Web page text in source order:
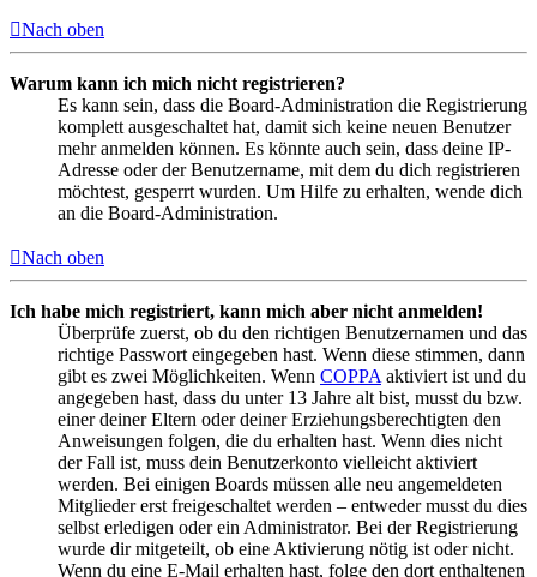
Nach oben
Warum kann ich mich nicht registrieren?
Es kann sein, dass die Board-Administration die Registrierung
komplett ausgeschaltet hat, damit sich keine neuen Benutzer
mehr anmelden können. Es könnte auch sein, dass deine IP-
Adresse oder der Benutzername, mit dem du dich registrieren
möchtest, gesperrt wurden. Um Hilfe zu erhalten, wende dich
an die Board-Administration.
Nach oben
Ich habe mich registriert, kann mich aber nicht anmelden!
Überprüfe zuerst, ob du den richtigen Benutzernamen und das
richtige Passwort eingegeben hast. Wenn diese stimmen, dann
gibt es zwei Möglichkeiten. Wenn COPPA aktiviert ist und du
angegeben hast, dass du unter 13 Jahre alt bist, musst du bzw.
einer deiner Eltern oder deiner Erziehungsberechtigten den
Anweisungen folgen, die du erhalten hast. Wenn dies nicht
der Fall ist, muss dein Benutzerkonto vielleicht aktiviert
werden. Bei einigen Boards müssen alle neu angemeldeten
Mitglieder erst freigeschaltet werden – entweder musst du dies
selbst erledigen oder ein Administrator. Bei der Registrierung
wurde dir mitgeteilt, ob eine Aktivierung nötig ist oder nicht.
Wenn du eine E-Mail erhalten hast, folge den dort enthaltenen